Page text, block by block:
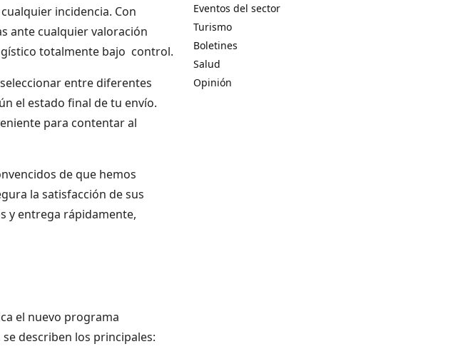
incidencia. Con
ante cualquier valoración
totalmente bajo control.
entre diferentes
el estado final de tu envío.
para contentar al
de que hemos
la satisfacción de sus
y entrega rápidamente,
el nuevo programa
describen los principales:
Eventos del sector
Turismo
Boletines
Salud
Opinión